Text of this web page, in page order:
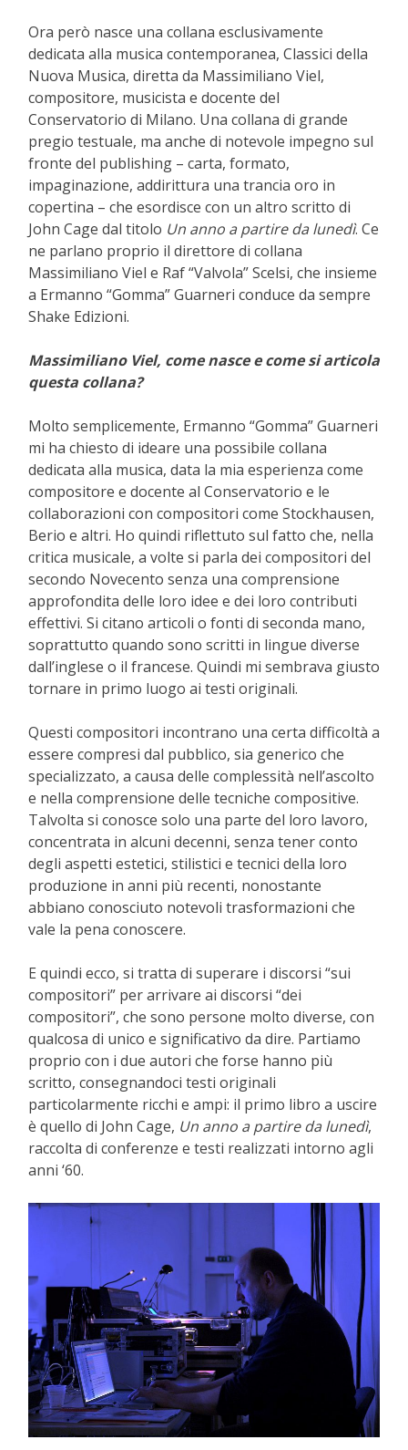
Ora però nasce una collana esclusivamente
dedicata alla musica contemporanea, Classici della
Nuova Musica, diretta da Massimiliano Viel,
compositore, musicista e docente del
Conservatorio di Milano. Una collana di grande
pregio testuale, ma anche di notevole impegno sul
fronte del publishing – carta, formato,
impaginazione, addirittura una trancia oro in
copertina – che esordisce con un altro scritto di
John Cage dal titolo Un anno a partire da lunedì. Ce
ne parlano proprio il direttore di collana
Massimiliano Viel e Raf “Valvola” Scelsi, che insieme
a Ermanno “Gomma” Guarneri conduce da sempre
Shake Edizioni.
Massimiliano Viel, come nasce e come si articola
questa collana?
Molto semplicemente, Ermanno “Gomma” Guarneri
mi ha chiesto di ideare una possibile collana
dedicata alla musica, data la mia esperienza come
compositore e docente al Conservatorio e le
collaborazioni con compositori come Stockhausen,
Berio e altri. Ho quindi riflettuto sul fatto che, nella
critica musicale, a volte si parla dei compositori del
secondo Novecento senza una comprensione
approfondita delle loro idee e dei loro contributi
effettivi. Si citano articoli o fonti di seconda mano,
soprattutto quando sono scritti in lingue diverse
dall’inglese o il francese. Quindi mi sembrava giusto
tornare in primo luogo ai testi originali.
Questi compositori incontrano una certa difficoltà a
essere compresi dal pubblico, sia generico che
specializzato, a causa delle complessità nell’ascolto
e nella comprensione delle tecniche compositive.
Talvolta si conosce solo una parte del loro lavoro,
concentrata in alcuni decenni, senza tener conto
degli aspetti estetici, stilistici e tecnici della loro
produzione in anni più recenti, nonostante
abbiano conosciuto notevoli trasformazioni che
vale la pena conoscere.
E quindi ecco, si tratta di superare i discorsi “sui
compositori” per arrivare ai discorsi “dei
compositori”, che sono persone molto diverse, con
qualcosa di unico e significativo da dire. Partiamo
proprio con i due autori che forse hanno più
scritto, consegnandoci testi originali
particolarmente ricchi e ampi: il primo libro a uscire
è quello di John Cage, Un anno a partire da lunedì,
raccolta di conferenze e testi realizzati intorno agli
anni ‘60.